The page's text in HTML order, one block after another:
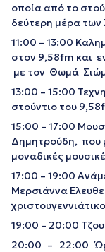
οποία από το
δεύτερη μέρα των
11:00 – 13:00
στον 9,58fm και
με τον Θωμά
13:00 – 15:00
στούντιο του
15:00 – 17:00
Δημητρούδη, που
μοναδικές
17:00 – 19:00
Μερσιάννα
19:00 – 20:00
20:00 – 22:00